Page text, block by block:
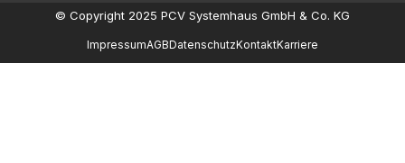
© Copyright 2025 PCV Systemhaus GmbH & Co. KG
ImpressumAGBDatenschutzKontaktKarriere